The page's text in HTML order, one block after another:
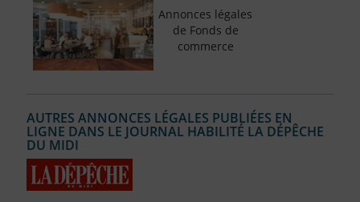
Annonces légales
de Fonds de
commerce
AUTRES ANNONCES LÉGALES PUBLIÉES EN
LIGNE DANS LE JOURNAL HABILITÉ LA DÉPÊCHE
DU MIDI